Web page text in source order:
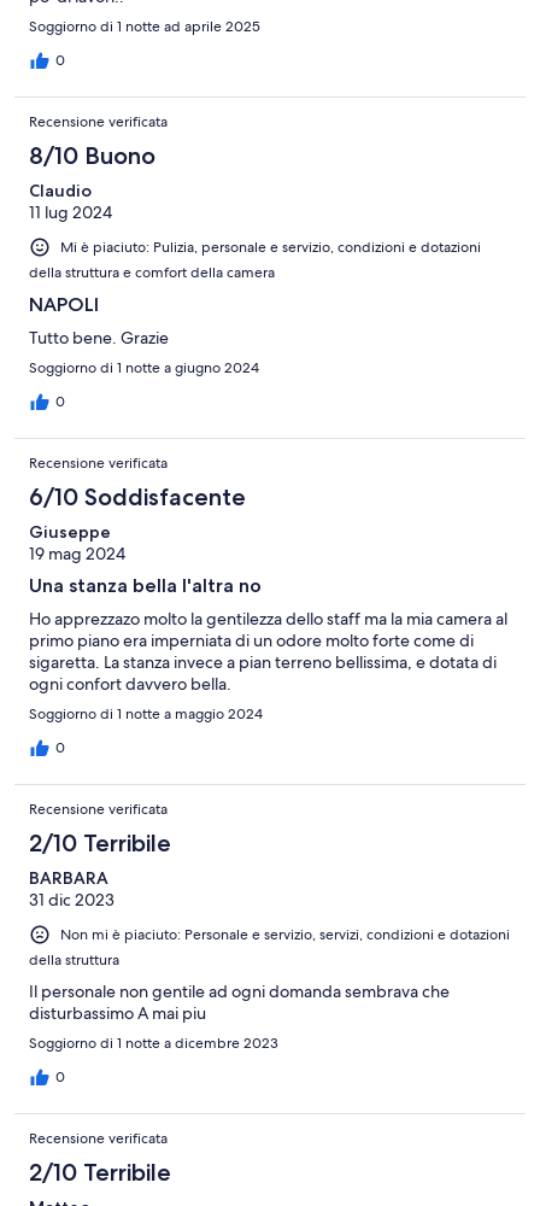
Soggiorno di 1 notte ad aprile 2025
0
Recensione verificata
8/10 Buono
Claudio
11 lug 2024
Mi è piaciuto: Pulizia, personale e servizio, condizioni e dotazioni
della struttura e comfort della camera
NAPOLI
Tutto bene. Grazie
Soggiorno di 1 notte a giugno 2024
0
Recensione verificata
6/10 Soddisfacente
Giuseppe
19 mag 2024
Una stanza bella l'altra no
Ho apprezzazo molto la gentilezza dello staff ma la mia camera al
primo piano era imperniata di un odore molto forte come di
sigaretta. La stanza invece a pian terreno bellissima, e dotata di
ogni confort davvero bella.
Soggiorno di 1 notte a maggio 2024
0
Recensione verificata
2/10 Terribile
BARBARA
31 dic 2023
Non mi è piaciuto: Personale e servizio, servizi, condizioni e dotazioni
della struttura
Il personale non gentile ad ogni domanda sembrava che
disturbassimo A mai piu
Soggiorno di 1 notte a dicembre 2023
0
Recensione verificata
2/10 Terribile